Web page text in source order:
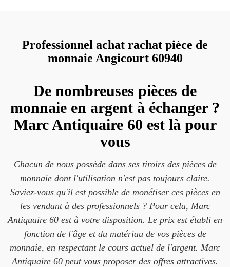
Professionnel achat rachat pièce de
monnaie Angicourt 60940
De nombreuses pièces de
monnaie en argent à échanger ?
Marc Antiquaire 60 est là pour
vous
Chacun de nous possède dans ses tiroirs des pièces de
monnaie dont l'utilisation n'est pas toujours claire.
Saviez-vous qu'il est possible de monétiser ces pièces en
les vendant à des professionnels ? Pour cela, Marc
Antiquaire 60 est à votre disposition. Le prix est établi en
fonction de l'âge et du matériau de vos pièces de
monnaie, en respectant le cours actuel de l'argent. Marc
Antiquaire 60 peut vous proposer des offres attractives.